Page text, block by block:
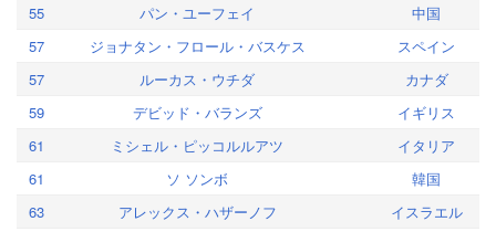
55
パン・ユーフェイ
中国
57
ジョナタン・フロール・バスケス
スペイン
57
ルーカス・ウチダ
カナダ
59
デビッド・バランズ
イギリス
61
ミシェル・ピッコルルアツ
イタリア
61
ソ ソンボ
韓国
63
アレックス・ハザーノフ
イスラエル